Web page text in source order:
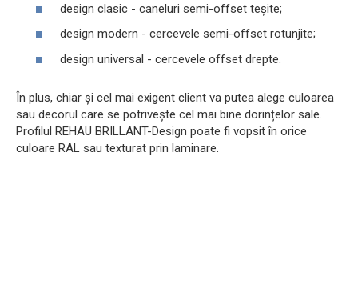
design clasic - caneluri semi-offset teșite;
design modern - cercevele semi-offset rotunjite;
design universal - cercevele offset drepte.
În plus, chiar și cel mai exigent client va putea alege culoarea
sau decorul care se potrivește cel mai bine dorințelor sale.
Profilul REHAU BRILLANT-Design poate fi vopsit în orice
culoare RAL sau texturat prin laminare.